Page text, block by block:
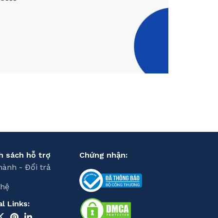
sách hỗ trợ
- Đổi trả
Links:
Chứng nhận: